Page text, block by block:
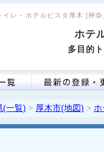
イレ - ホテルビスタ厚木 [神
ホテ
多目的
(一覧) > 厚木市(地図) >